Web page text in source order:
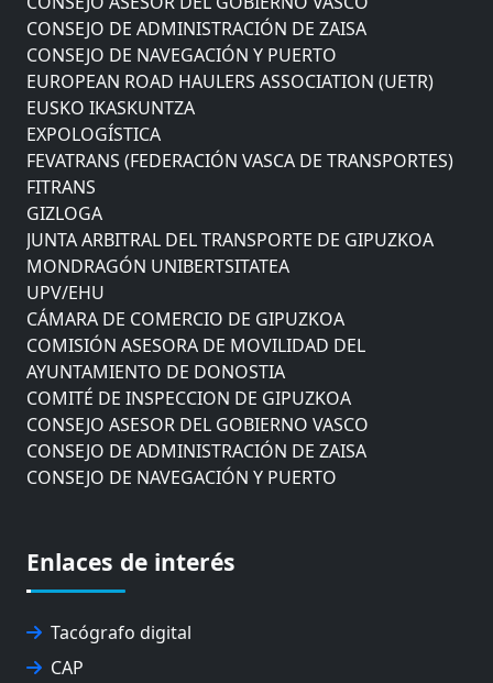
CONSEJO DE ADMINISTRACIÓN DE ZAISA
CONSEJO DE NAVEGACIÓN Y PUERTO
EUROPEAN ROAD HAULERS ASSOCIATION (UETR)
EUSKO IKASKUNTZA
EXPOLOGÍSTICA
FEVATRANS (FEDERACIÓN VASCA DE TRANSPORTES)
FITRANS
GIZLOGA
JUNTA ARBITRAL DEL TRANSPORTE DE GIPUZKOA
MONDRAGÓN UNIBERTSITATEA
UPV/EHU
CÁMARA DE COMERCIO DE GIPUZKOA
COMISIÓN ASESORA DE MOVILIDAD DEL
AYUNTAMIENTO DE DONOSTIA
COMITÉ DE INSPECCION DE GIPUZKOA
CONSEJO ASESOR DEL GOBIERNO VASCO
CONSEJO DE ADMINISTRACIÓN DE ZAISA
CONSEJO DE NAVEGACIÓN Y PUERTO
EXPOLOGÍSTICA
FEVATRANS (FEDERACIÓN VASCA DE TRANSPORTES)
GIZLOGA
JUNTA ARBITRAL DEL TRANSPORTE DE GIPUZKOA
Enlaces de interés
Tacógrafo digital
CAP